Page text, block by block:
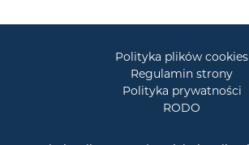
Polityka plików cookies
Regulamin strony
Polityka prywatności
RODO